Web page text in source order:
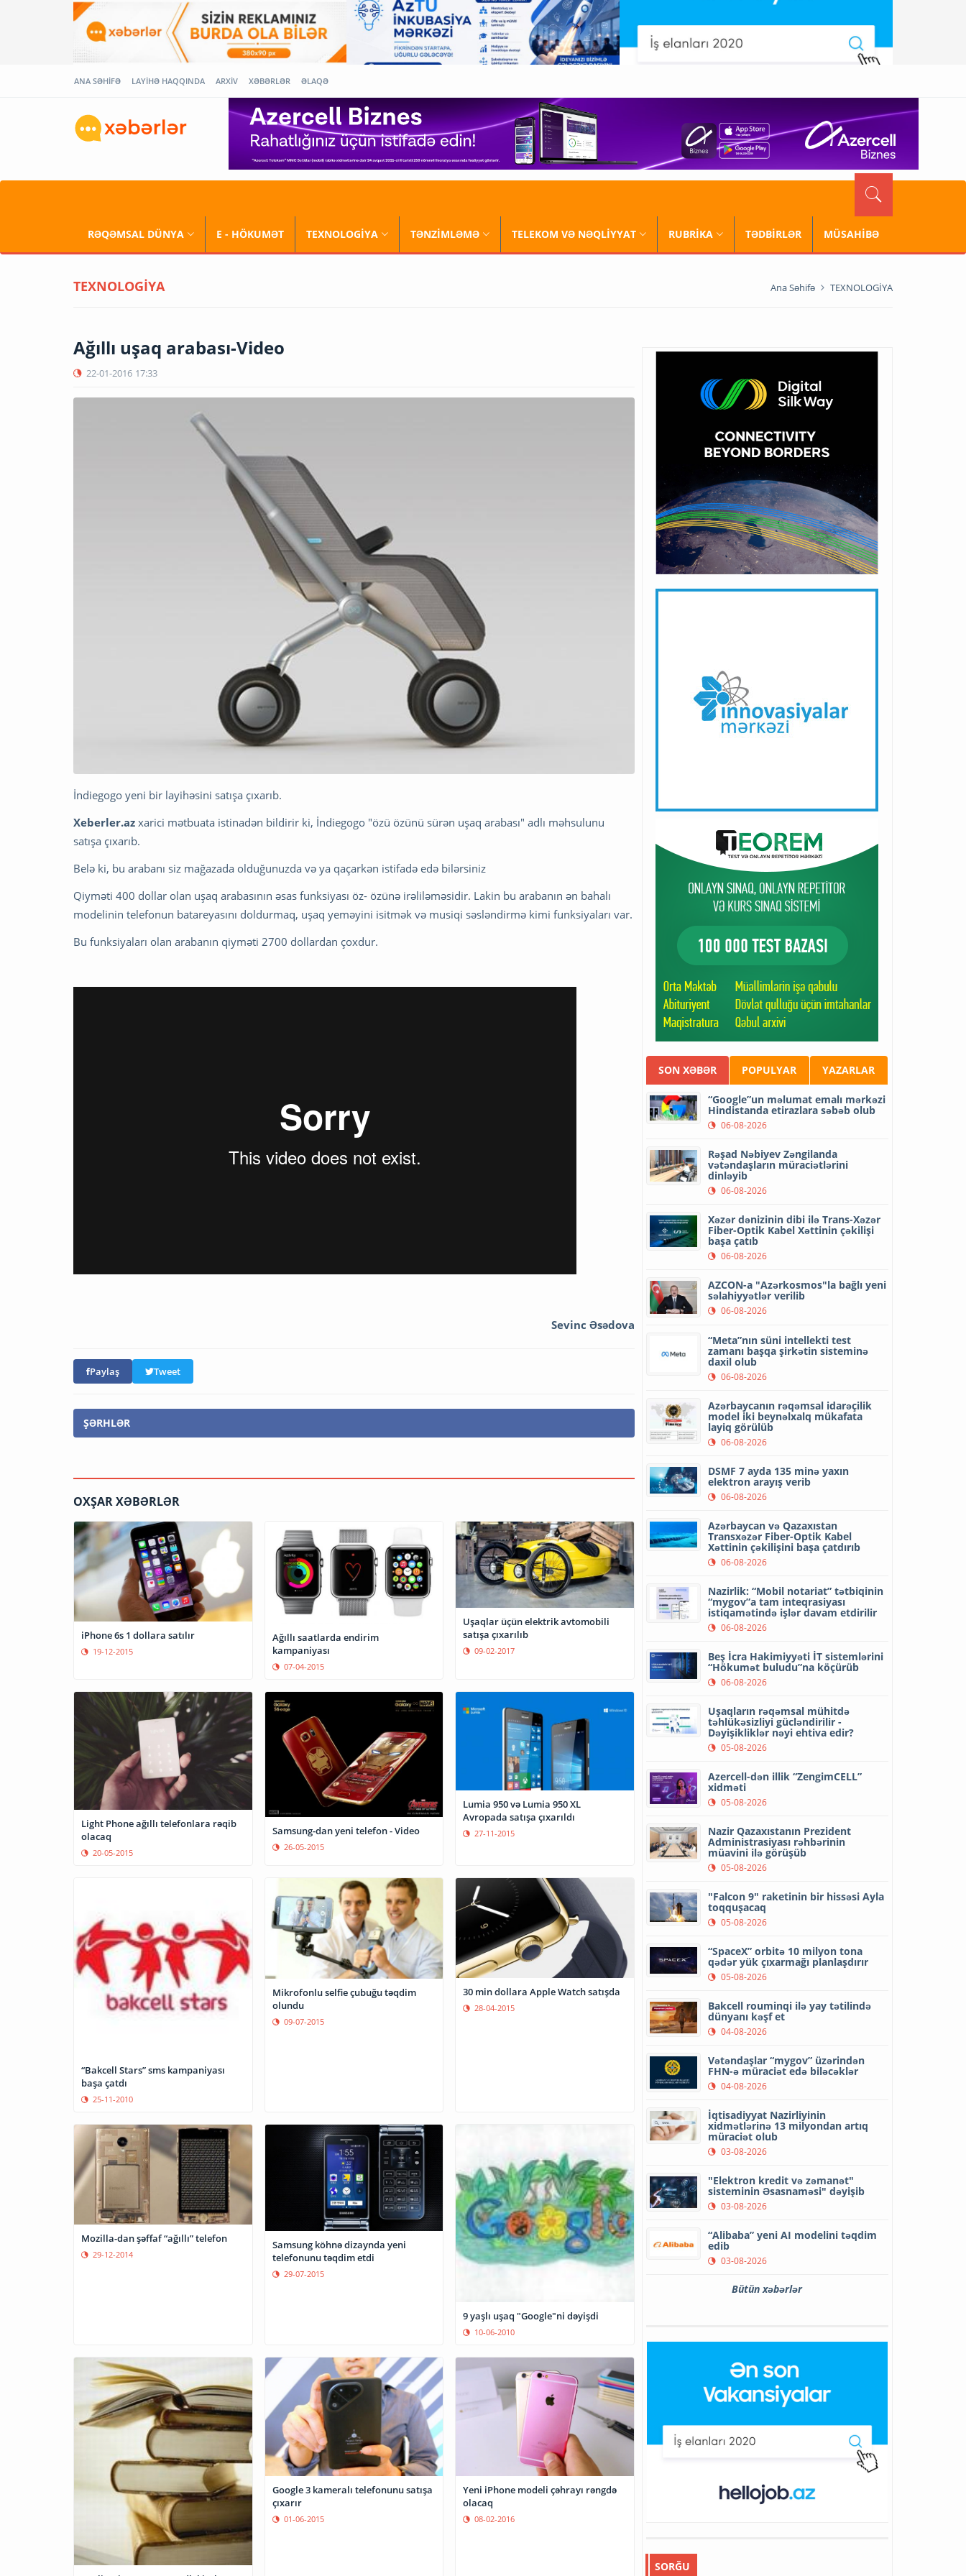
ANA SƏHİFƏ LAYİHƏ HAQQINDA ARXİV XƏBƏRLƏR ƏLAQƏ
RƏQƏMSAL DÜNYA E - HÖKUMƏT TEXNOLOGİYA TƏNZİMLƏMƏ TELEKOM VƏ NƏQLİYYAT RUBRİKA TƏDBİRLƏR MÜSAHİBƏ
TEXNOLOGİYA Ana Səhifə TEXNOLOGİYA
Ağıllı uşaq arabası-Video
22-01-2016 17:33
İndiegogo yeni bir layihəsini satışa çıxarıb.
Xeberler.az xarici mətbuata istinadən bildirir ki, İndiegogo "özü özünü sürən uşaq arabası" adlı məhsulunu
satışa çıxarıb.
Belə ki, bu arabanı siz mağazada olduğunuzda və ya qaçarkən istifadə edə bilərsiniz
Qiyməti 400 dollar olan uşaq arabasının əsas funksiyası öz- özünə irəliləməsidir. Lakin bu arabanın ən bahalı
modelinin telefonun batareyasını doldurmaq, uşaq yeməyini isitmək və musiqi səsləndirmə kimi funksiyaları var.
Bu funksiyaları olan arabanın qiyməti 2700 dollardan çoxdur.
Sevinc Əsədova
Paylaş Tweet
ŞƏRHLƏR
OXŞAR XƏBƏRLƏR
iPhone 6s 1 dollara satılır
19-12-2015
Ağıllı saatlarda endirim
kampaniyası
07-04-2015
Uşaqlar üçün elektrik avtomobili
satışa çıxarılıb
09-02-2017
Light Phone ağıllı telefonlara rəqib
olacaq
20-05-2015
Samsung-dan yeni telefon - Video
26-05-2015
Lumia 950 və Lumia 950 XL
Avropada satışa çıxarıldı
27-11-2015
“Bakcell Stars” sms kampaniyası
başa çatdı
25-11-2010
Mikrofonlu selfie çubuğu təqdim
olundu
09-07-2015
30 min dollara Apple Watch satışda
28-04-2015
Mozilla-dan şəffaf “ağıllı” telefon
29-12-2014
Samsung köhnə dizaynda yeni
telefonunu təqdim etdi
29-07-2015
9 yaşlı uşaq "Google"ni dəyişdi
10-06-2010
Google 3 kameralı telefonunu satışa
çıxarır
01-06-2015
Yeni iPhone modeli çəhrayı rəngdə
olacaq
08-02-2016
SON XƏBƏR POPULYAR YAZARLAR
“Google”un məlumat emalı mərkəzi
Hindistanda etirazlara səbəb olub
06-08-2026
Rəşad Nəbiyev Zəngilanda
vətəndaşların müraciətlərini
dinləyib
06-08-2026
Xəzər dənizinin dibi ilə Trans-Xəzər
Fiber-Optik Kabel Xəttinin çəkilişi
başa çatıb
06-08-2026
AZCON-a "Azərkosmos"la bağlı yeni
səlahiyyətlər verilib
06-08-2026
“Meta”nın süni intellekti test
zamanı başqa şirkətin sisteminə
daxil olub
06-08-2026
Azərbaycanın rəqəmsal idarəçilik
model iki beynəlxalq mükafata
layiq görülüb
06-08-2026
DSMF 7 ayda 135 minə yaxın
elektron arayış verib
06-08-2026
Azərbaycan və Qazaxıstan
Transxəzər Fiber-Optik Kabel
Xəttinin çəkilişini başa çatdırıb
06-08-2026
Nazirlik: “Mobil notariat” tətbiqinin
“mygov”a tam inteqrasiyası
istiqamətində işlər davam etdirilir
06-08-2026
Beş İcra Hakimiyyəti İT sistemlərini
“Hökumət buludu”na köçürüb
06-08-2026
Uşaqların rəqəmsal mühitdə
təhlükəsizliyi gücləndirilir -
Dəyişikliklər nəyi ehtiva edir?
05-08-2026
Azercell-dən illik “ZengimCELL”
xidməti
05-08-2026
Nazir Qazaxıstanın Prezident
Administrasiyası rəhbərinin
müavini ilə görüşüb
05-08-2026
"Falcon 9" raketinin bir hissəsi Ayla
toqquşacaq
05-08-2026
“SpaceX” orbitə 10 milyon tona
qədər yük çıxarmağı planlaşdırır
05-08-2026
Bakcell rouminqi ilə yay tətilində
dünyanı kəşf et
04-08-2026
Vətəndaşlar “mygov” üzərindən
FHN-ə müraciət edə biləcəklər
04-08-2026
İqtisadiyyat Nazirliyinin
xidmətlərinə 13 milyondan artıq
müraciət olub
03-08-2026
"Elektron kredit və zəmanət"
sisteminin Əsasnaməsi" dəyişib
03-08-2026
“Alibaba” yeni AI modelini təqdim
edib
03-08-2026
Bütün xəbərlər
SORĞU